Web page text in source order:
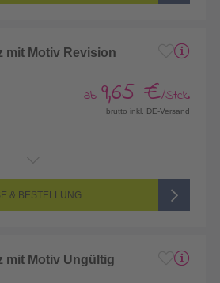
mit Motiv Revision
ab 9,65 €/Stck.
brutto inkl. DE-Versand
& BESTELLUNG
mit Motiv Ungültig